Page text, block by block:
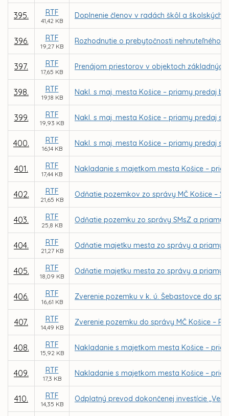
395. RTF
41,42 KB
Doplnenie členov v radách škôl a
396. RTF
19,27 KB
Rozhodnutie o prebytočnosti nehnuteľného
397. RTF
17,65 KB
Prenájom priestorov v objektoch
398. RTF
19,18 KB
Nakl. s maj. mesta Košice – priamy predaj
399. RTF
19,93 KB
Nakl. s maj. mesta Košice – priamy predaj
400. RTF
16,14 KB
Nakl. s maj. mesta Košice – priamy predaj
401. RTF
17,44 KB
Nakladanie s majetkom mesta Košice –
402. RTF
21,65 KB
Odňatie pozemkov zo správy MČ Košice –
403. RTF
25,8 KB
Odňatie pozemku zo správy SMsZ a priamy
404. RTF
21,27 KB
Odňatie majetku mesta zo správy a priamy
405. RTF
18,09 KB
Odňatie majetku mesta zo správy a priamy
406. RTF
16,61 KB
Zverenie pozemku v k. ú. Šebastovce do
407. RTF
14,49 KB
Zverenie pozemku do správy MČ Košice –
408. RTF
15,92 KB
Nakladanie s majetkom mesta Košice –
409. RTF
17,3 KB
Nakladanie s majetkom mesta Košice –
410. RTF
14,35 KB
Odplatný prevod dokončenej investície